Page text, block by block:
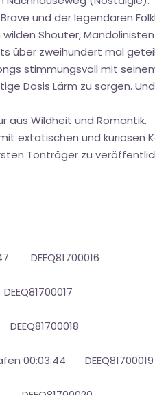
und der legendären
Shouter,
über zweihundert mal
stimmungsvoll mit
Dosis Lärm zu sorgen.
aus Wildheit und Romantik.
extatischen und kuriosen
Tonträger zu
DEEQ81700016
00:03:44 DEEQ81700019